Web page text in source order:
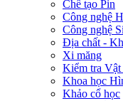
Chế tạo Pin
Công nghệ
Công nghệ
Địa chất -
Xi măng
Kiểm tra Vật
Khoa học
Khảo cổ học